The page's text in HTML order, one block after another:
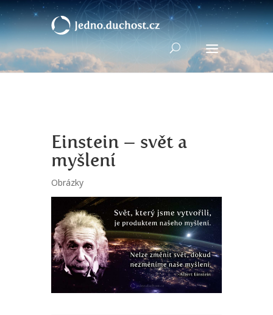
Einstein – svět a
myšlení
Obrázky